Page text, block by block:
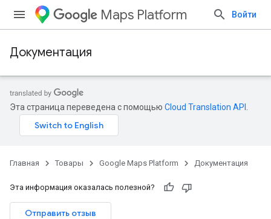
Maps Platform Войти
Документация
Эта страница переведена с помощью Cloud Translation API
Главная Товары Google Maps Platform Документация
Эта информация оказалась полезной?
Отправить отзыв